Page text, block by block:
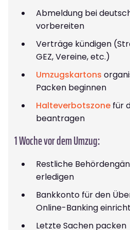
Abmeldung bei
vorbereiten
Verträge kündigen
GEZ, Vereine, etc.)
Umzugskartons
Packen beginnen
Halteverbotszone für
beantragen
1 Woche vor dem Umzug:
Restliche
erledigen
Bankkonto für den
Online-Banking
Letzte Sachen packen